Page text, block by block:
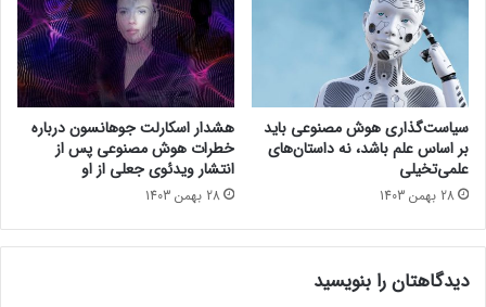
ی
ل
ر
ع
ا
س
ی
سیاست‌گذاری هوش مصنوعی باید
بر اساس علم باشد، نه داستان‌های
علمی‌تخیلی
28 بهمن 1403
هشدار اسکارلت جوهانسون درباره
خطرات هوش مصنوعی پس از
انتشار ویدئوی جعلی از او
28 بهمن 1403
دیدگاهتان را بنویسید